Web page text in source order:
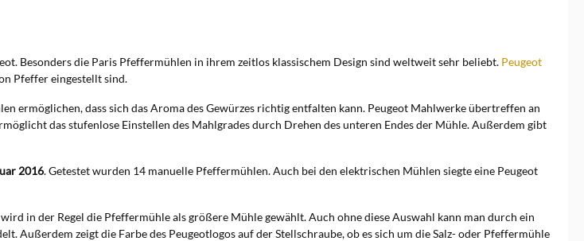
Besonders die Paris Pfeffermühlen in ihrem zeitlos klassischem Design sind weltweit sehr beliebt. Peugeot
Pfeffer eingestellt sind.
ermöglichen, dass sich das Aroma des Gewürzes richtig entfalten kann. Peugeot Mahlwerke übertreffen an
das stufenlose Einstellen des Mahlgrades durch Drehen des unteren Endes der Mühle. Außerdem gibt
2016. Getestet wurden 14 manuelle Pfeffermühlen. Auch bei den elektrischen Mühlen siegte eine Peugeot
in der Regel die Pfeffermühle als größere Mühle gewählt. Auch ohne diese Auswahl kann man durch ein
Außerdem zeigt die Farbe des Peugeotlogos auf der Stellschraube, ob es sich um die Salz- oder Pfeffermühle